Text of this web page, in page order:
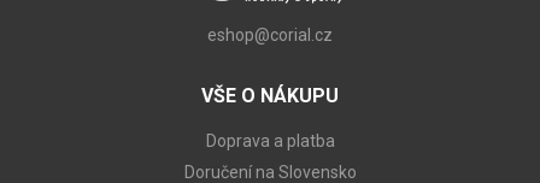
eshop@corial.cz
VŠE O NÁKUPU
Doprava a platba
Doručení na Slovensko